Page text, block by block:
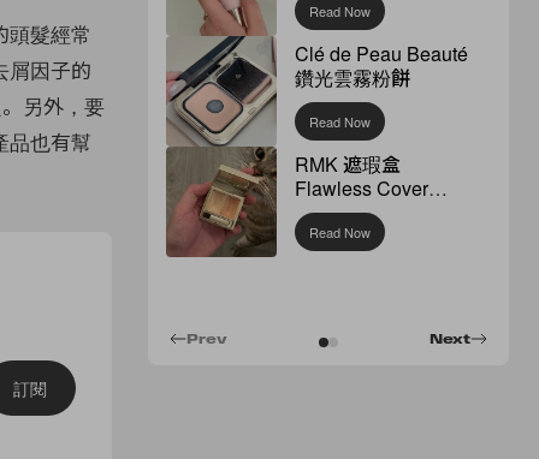
頭髮經常
屑因子的
另外，要
品也有幫
訂閱
Read Now
Clé de Peau Beauté
鑽光雲霧粉餅
Read Now
RMK 遮瑕盒
Flawless Cover
Concealer
Read Now
Next
Prev